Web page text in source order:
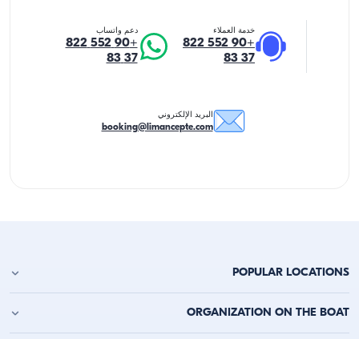
خدمة العملاء
+90 552 822
37 83
دعم واتساب
+90 552 822
37 83
البريد الإلكتروني
booking@limancepte.com
POPULAR LOCATIONS
استئجار يخت في أنطاليا
ORGANIZATION ON THE BOAT